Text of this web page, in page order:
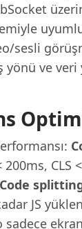
sesli
ve veri
200ms, CLS
Code
JS